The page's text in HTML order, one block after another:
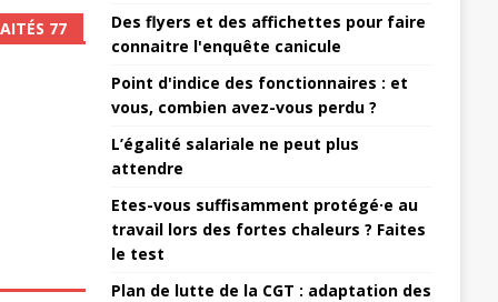
77
Des flyers et des affichettes pour faire
connaitre l'enquête canicule
Point d'indice des fonctionnaires : et
vous, combien avez-vous perdu ?
L’égalité salariale ne peut plus
attendre
Etes-vous suffisamment protégé·e au
travail lors des fortes chaleurs ? Faites
le test
Plan de lutte de la CGT : adaptation des